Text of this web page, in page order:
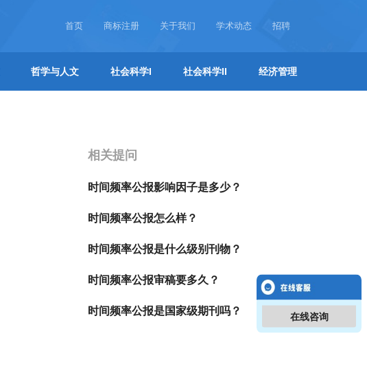
首页 商标注册 关于我们 学术动态 招聘
哲学与人文 社会科学I 社会科学II 经济管理
相关提问
时间频率公报影响因子是多少？
时间频率公报怎么样？
时间频率公报是什么级别刊物？
时间频率公报审稿要多久？
时间频率公报是国家级期刊吗？ 在线咨询